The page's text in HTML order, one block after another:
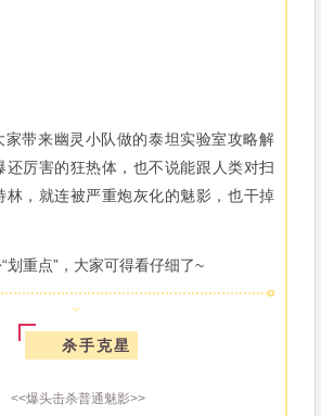
家带来幽灵小队做的泰坦实验室攻略解
还厉害的狂热体，也不说能跟人类对扫
林，就连被严重炮灰化的魅影，也干掉
划重点”，大家可得看仔细了~
杀手克星
<<爆头击杀普通魅影>>